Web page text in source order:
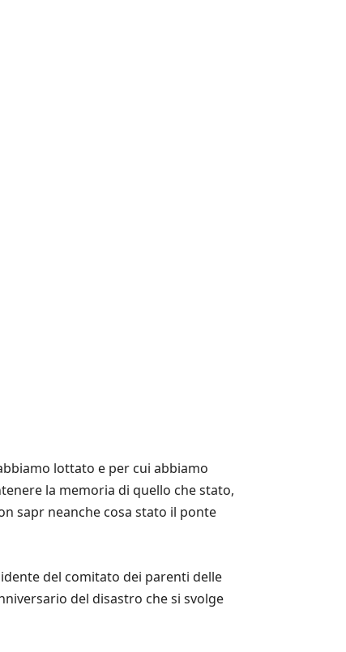
lottato e per cui abbiamo
la memoria di quello che stato,
sapr neanche cosa stato il ponte
del comitato dei parenti delle
del disastro che si svolge